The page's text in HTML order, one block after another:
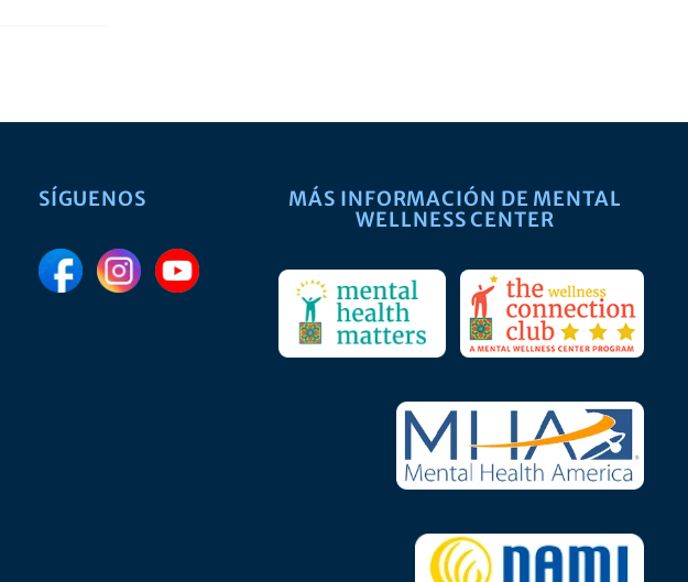
SÍGUENOS
MÁS INFORMACIÓN DE MENTAL
WELLNESS CENTER